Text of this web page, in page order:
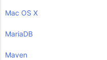
Mac OS X
MariaDB
Maven